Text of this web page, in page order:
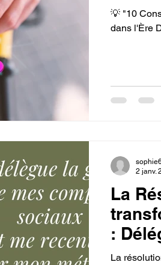
💡 "10
dans l'Ère
La
:
La
2 janv.